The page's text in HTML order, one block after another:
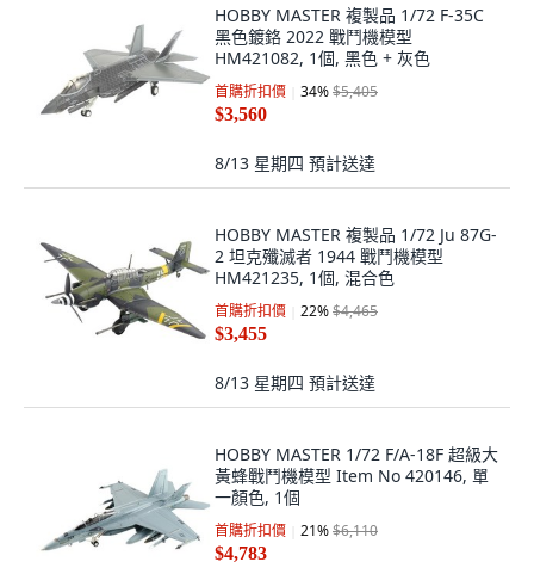
HOBBY MASTER 複製品 1/72 F-35C
黑色鍍鉻 2022 戰鬥機模型
HM421082, 1個, 黑色 + 灰色
首購折扣價 34%$5,405
$3,560
8/13 星期四 預計送達
HOBBY MASTER 複製品 1/72 Ju 87G-
2 坦克殲滅者 1944 戰鬥機模型
HM421235, 1個, 混合色
首購折扣價 22%$4,465
$3,455
8/13 星期四 預計送達
HOBBY MASTER 1/72 F/A-18F 超級大
黃蜂戰鬥機模型 Item No 420146, 單
一顏色, 1個
首購折扣價 21%$6,110
$4,783